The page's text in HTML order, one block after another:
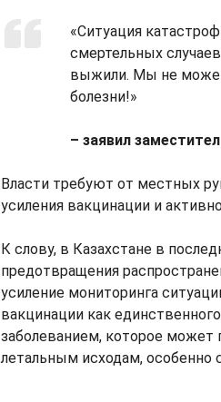
«Ситуация
смертельных
выжили. Мы не
болезни!»
– заявил
Власти требуют от местных
усиления вакцинации и
К слову, в Казахстане в
предотвращения
усиление мониторинга
вакцинации как
заболеванием, которое
летальным исходам, особенно